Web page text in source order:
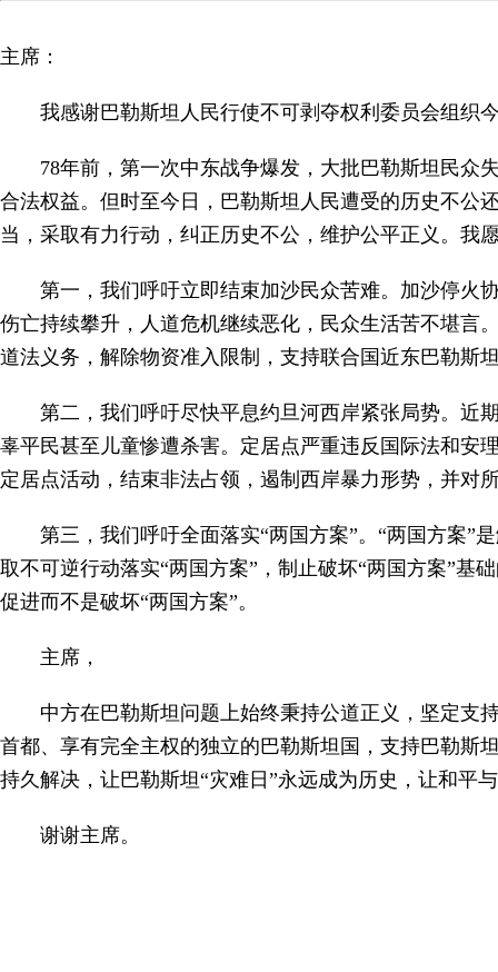
主席：
我感谢巴勒斯坦人民行使不可剥夺权利委员会组织
78年前，第一次中东战争爆发，大批巴勒斯坦民众
合法权益。但时至今日，巴勒斯坦人民遭受的历史不公
当，采取有力行动，纠正历史不公，维护公平正义。我
第一，我们呼吁立即结束加沙民众苦难。加沙停火
伤亡持续攀升，人道危机继续恶化，民众生活苦不堪言
道法义务，解除物资准入限制，支持联合国近东巴勒斯
第二，我们呼吁尽快平息约旦河西岸紧张局势。近
辜平民甚至儿童惨遭杀害。定居点严重违反国际法和安
定居点活动，结束非法占领，遏制西岸暴力形势，并对
第三，我们呼吁全面落实“两国方案”。“两国方案”
取不可逆行动落实“两国方案”，制止破坏“两国方案”基
促进而不是破坏“两国方案”。
主席，
中方在巴勒斯坦问题上始终秉持公道正义，坚定支
首都、享有完全主权的独立的巴勒斯坦国，支持巴勒斯
持久解决，让巴勒斯坦“灾难日”永远成为历史，让和平
谢谢主席。